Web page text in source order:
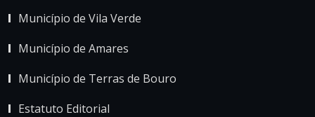
Município de Vila Verde
Município de Amares
Município de Terras de Bouro
Estatuto Editorial